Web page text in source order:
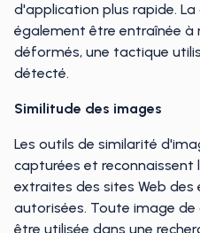
d'application plus rapide.
également être entraînée à
déformés, une tactique
détecté.
Similitude des images
Les outils de similarité
capturées et reconnaissent
extraites des sites Web
autorisées. Toute image
être utilisée dans une